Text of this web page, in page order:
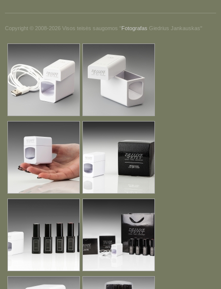
Copyright © 2008-2026 Visos teisės saugomos "Fotografas Giedrius Jankauskas"